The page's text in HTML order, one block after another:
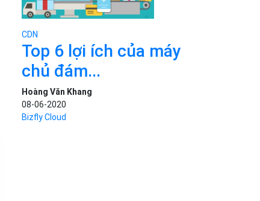
CDN
Top 6 lợi ích của máy
chủ đám...
Hoàng Văn Khang
08-06-2020
Bizfly Cloud